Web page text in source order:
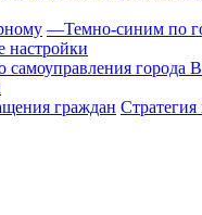
—Темно-синим по
настройки
города
граждан Стратегия